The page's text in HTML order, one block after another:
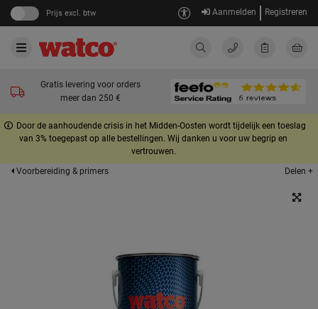
Prijs excl. btw Aanmelden Registreren
Gratis levering voor orders
meer dan 250 €
Door de aanhoudende crisis in het Midden-Oosten wordt tijdelijk een toeslag
van 3% toegepast op alle bestellingen. Wij danken u voor uw begrip en
vertrouwen.
Voorbereiding & primers
Delen +